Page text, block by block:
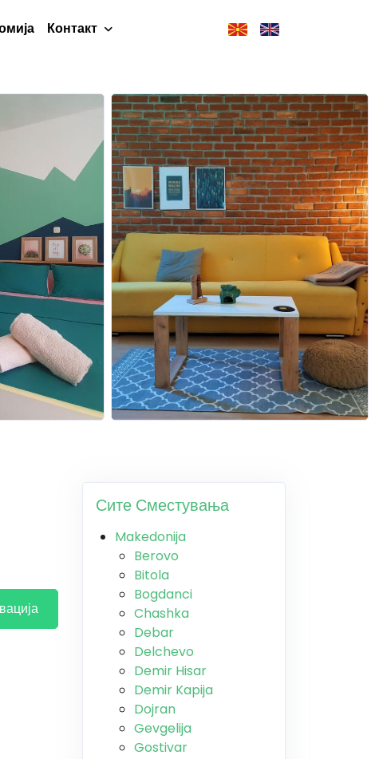
Контакт
Сите Сместувања
Makedonija
Berovo
Bitola
Bogdanci
Chashka
Debar
Delchevo
Demir Hisar
Demir Kapija
Dojran
Gevgelija
Gostivar